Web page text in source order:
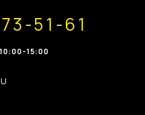
51-61
15:00